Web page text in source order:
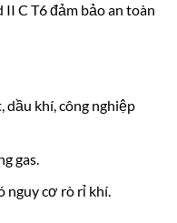
II C T6 đảm bảo an toàn
dầu khí, công nghiệp
gas.
nguy cơ rò rỉ khí.